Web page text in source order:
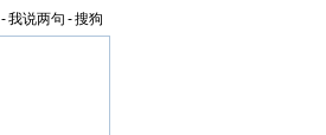
-我说两句 -搜狗